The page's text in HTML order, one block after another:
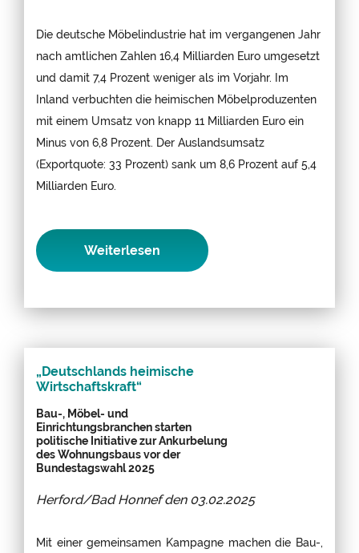
Die deutsche Möbelindustrie hat im vergangenen Jahr
nach amtlichen Zahlen 16,4 Milliarden Euro umgesetzt
und damit 7,4 Prozent weniger als im Vorjahr. Im
Inland verbuchten die heimischen Möbelproduzenten
mit einem Umsatz von knapp 11 Milliarden Euro ein
Minus von 6,8 Prozent. Der Auslandsumsatz
(Exportquote: 33 Prozent) sank um 8,6 Prozent auf 5,4
Milliarden Euro.
Weiterlesen
„Deutschlands heimische
Wirtschaftskraft“
Bau-, Möbel- und
Einrichtungsbranchen starten
politische Initiative zur Ankurbelung
des Wohnungsbaus vor der
Bundestagswahl 2025
Herford/Bad Honnef den 03.02.2025
Mit einer gemeinsamen Kampagne machen die Bau-,